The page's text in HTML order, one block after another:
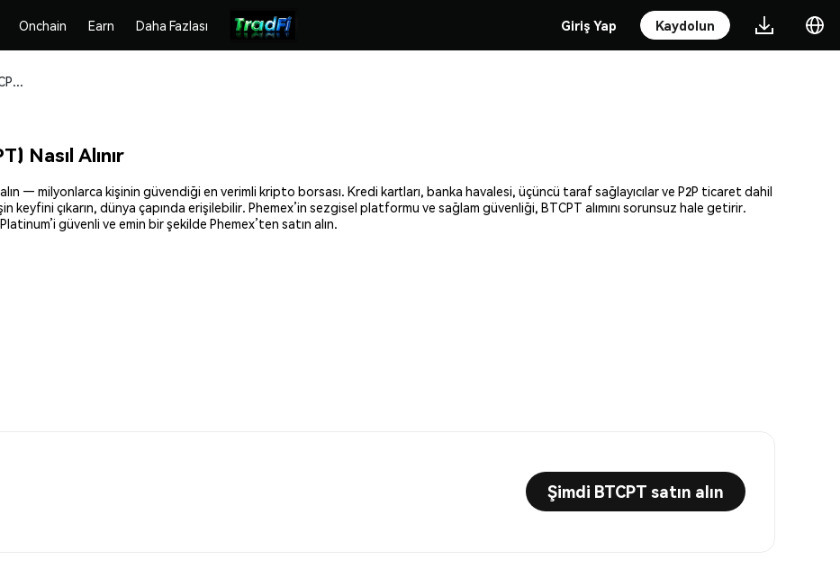
Onchain Earn Daha Fazlası Giriş Yap Kaydolun
Bitcoin Platinum (BTCPT) Güvenle Satın Alın ve Saklayın
Nasıl Alınır
— milyonlarca kişinin güvendiği en verimli kripto borsası. Kredi kartları, banka havalesi, üçüncü taraf sağlayıcılar ve P2P ticaret dahil
keyfini çıkarın, dünya çapında erişilebilir. Phemex’in sezgisel platformu ve sağlam güvenliği, BTCPT alımını sorunsuz hale getirir.
güvenli ve emin bir şekilde Phemex’ten satın alın.
Şimdi BTCPT satın alın